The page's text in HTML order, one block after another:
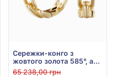
Сережки-конго з
жовтого золота 585°, арт.
4010057ж
65 238,00 грн